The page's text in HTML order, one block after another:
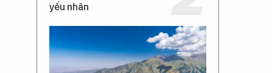
yếu nhân